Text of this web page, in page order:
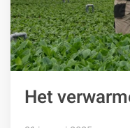
Het